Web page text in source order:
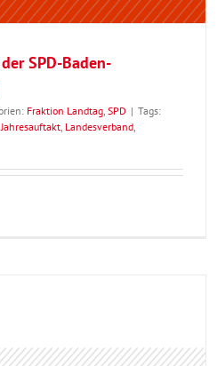
SPD-Baden-
Fraktion Landtag SPD | Tags:
Jahresauftakt Landesverband